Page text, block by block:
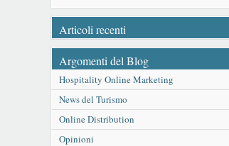
Articoli recenti
Argomenti del Blog
Hospitality Online Marketing
News del Turismo
Online Distribution
Opinioni